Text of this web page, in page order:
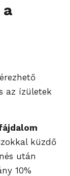
az ízületek
küzdő
után
10%